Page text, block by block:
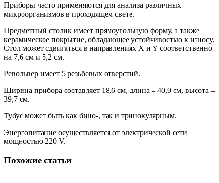
Приборы часто применяются для анализа различных
микроорганизмов в проходящем свете.
Предметный столик имеет прямоугольную форму, а также
керамическое покрытие, обладающее устойчивостью к износу.
Стол может сдвигаться в направлениях Х и Y соответственно
на 7,6 см и 5,2 см.
Револьвер имеет 5 резьбовых отверстий.
Ширина прибора составляет 18,6 см, длина – 40,9 см, высота –
39,7 см.
Тубус может быть как бино-, так и тринокулярным.
Энергопитание осуществляется от электрической сети
мощностью 220 V.
Похожие статьи